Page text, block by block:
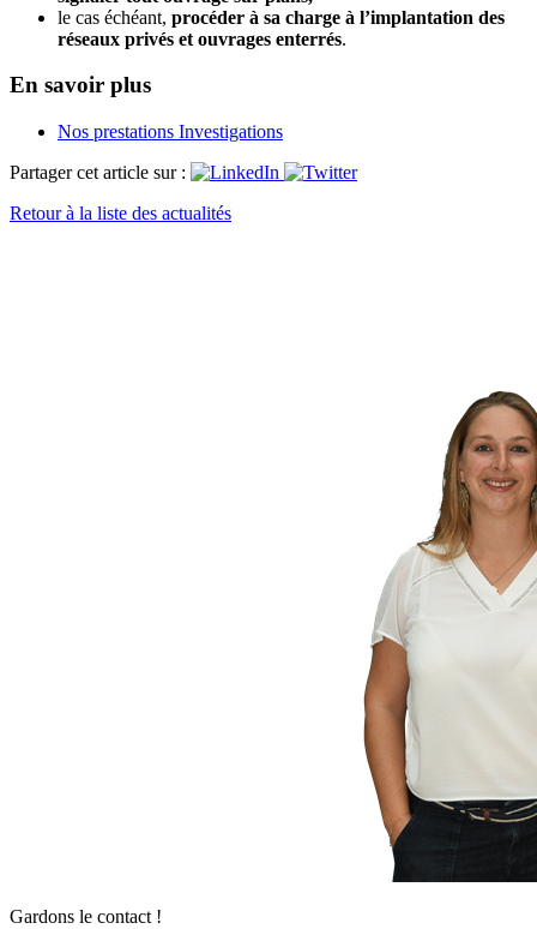
le cas échéant, procéder à sa charge à l’implantation des
réseaux privés et ouvrages enterrés.
En savoir plus
Nos prestations Investigations
Partager cet article sur :
Retour à la liste des actualités
Gardons le contact !